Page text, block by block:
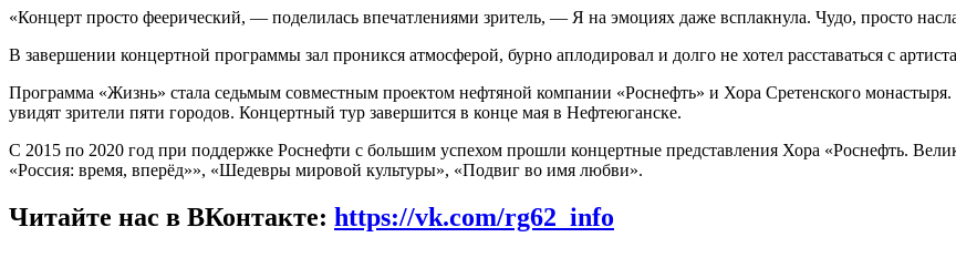
«Концерт просто феерический, — поделилась впечатлениями зритель, — Я на эмоциях даже всплакнула. Чудо, просто
В завершении концертной программы зал проникся атмосферой, бурно аплодировал и долго не хотел расставаться с
Программа «Жизнь» стала седьмым совместным проектом нефтяной компании «Роснефть» и Хора Сретенского
увидят зрители пяти городов. Концертный тур завершится в конце мая в Нефтеюганске.
С 2015 по 2020 год при поддержке Роснефти с большим успехом прошли концертные представления Хора «Роснефть.
«Россия: время, вперёд»», «Шедевры мировой культуры», «Подвиг во имя любви».
Читайте нас в ВКонтакте: https://vk.com/rg62_info